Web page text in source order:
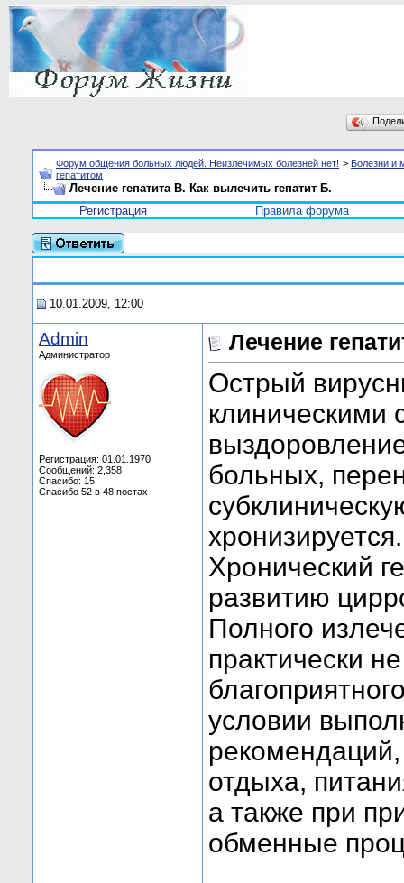
Форум общения больных людей. Неизлечимых болезней нет! > Болезни и
гепатитом
Лечение гепатита В. Как вылечить гепатит Б.
Регистрация
Правила форума
10.01.2009, 12:00
Admin
Администратор
Регистрация: 01.01.1970
Сообщений: 2,358
Спасибо: 15
Спасибо 52 в 48 постах
Лечение
Острый
клиническими
больных,
хронизируется.
Хронический
развитию
Полного
практически
условии
отдыха,
а также при
обменные